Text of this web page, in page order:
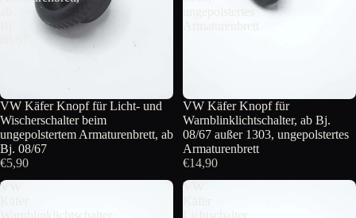
VW Käfer Knopf für Licht- und
Wischerschalter beim
ungepolstertem Armaturenbrett, ab
Bj. 08/67
€5,90
ungepolstertes
Armaturenbrett
VW Käfer Knopf für
Warnblinklichtschalter, ab Bj.
08/67 außer 1303, ungepolstertes
Armaturenbrett
€14,90
VW
Käfer
Warnblinklichtschalter
VW
Käfer
Lichtschalter